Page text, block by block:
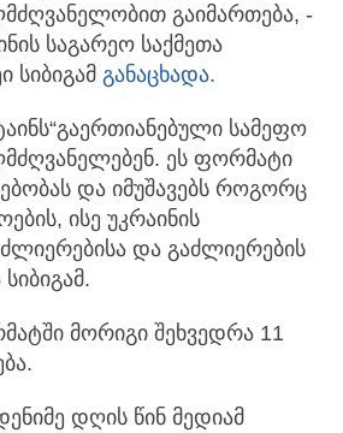
გაიმართება, -
საგარეო საქმეთა
სიბიგამ განაცხადა.
სამეფო
ეს ფორმატი
და იმუშავებს როგორც
ისე უკრაინის
და გაძლიერების
მორიგი შეხვედრა 11
დღის წინ მედიამ